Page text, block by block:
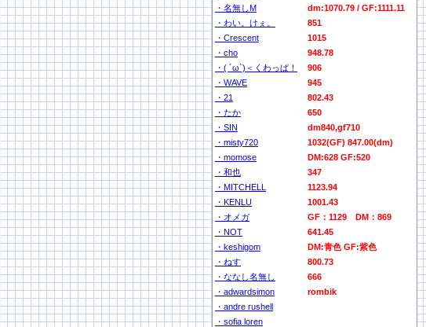
・名無しM
dm:1070.79 / GF:1111.11
・わい。けぇ。
851
・Crescent
1015
・cho
948.78
・( ´ω`)＜くわっぱ！
906
・WAVE
945
・21
802.43
・たか
650
・SIN
dm840,gf710
・misty720
1032(GF) 847.00(dm)
・momose
DM:628 GF:520
・和也
347
・MITCHELL
1123.94
・KENLU
1001.43
・オメガ
GF：1129 DM：869
・NOT
641.45
・keshigom
DM:青色 GF:紫色
・ねす
800.73
・ななし名無し
666
・adwardsimon
rombik
・andre rushell
・sofia loren